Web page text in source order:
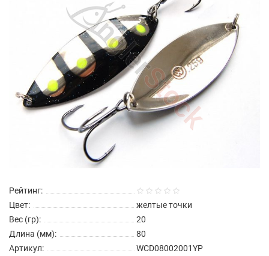
Рейтинг:
Цвет:
желтые точки
Вес (гр):
20
Длина (мм):
80
Артикул:
WCD08002001YP